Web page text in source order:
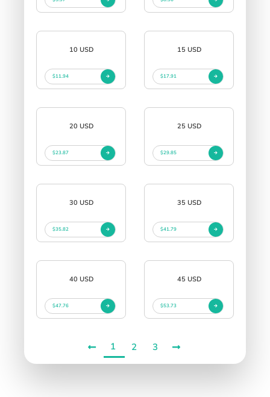
10 USD
$11.94
15 USD
$17.91
20 USD
$23.87
25 USD
$29.85
30 USD
$35.82
35 USD
$41.79
40 USD
$47.76
45 USD
$53.73
1 2 3